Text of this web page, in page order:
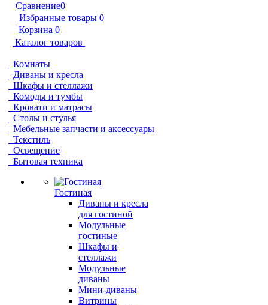
Сравнение0
Избранные товары 0
Корзина 0
Каталог товаров
Комнаты
Диваны и кресла
Шкафы и стеллажи
Комоды и тумбы
Кровати и матрасы
Столы и стулья
Мебельные запчасти и аксессуары
Текстиль
Освещение
Бытовая техника
Гостиная
Диваны и кресла
для гостиной
Модульные
гостиные
Шкафы и
стеллажи
Модульные
диваны
Мини-диваны
Витрины